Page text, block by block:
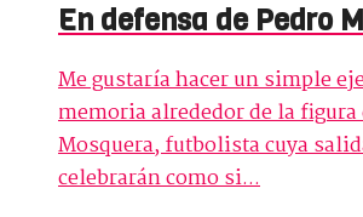
En defensa de Pedro
Me gustaría hacer un simple
memoria alrededor de la figura
Mosquera, futbolista cuya
celebrarán como si...